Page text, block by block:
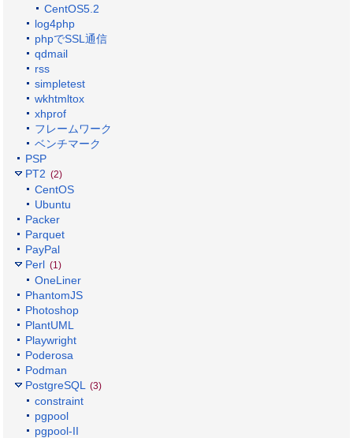
CentOS5.2
log4php
phpでSSL通信
qdmail
rss
simpletest
wkhtmltox
xhprof
フレームワーク
ベンチマーク
PSP
PT2 (2)
CentOS
Ubuntu
Packer
Parquet
PayPal
Perl (1)
OneLiner
PhantomJS
Photoshop
PlantUML
Playwright
Poderosa
Podman
PostgreSQL
(3)
constraint
pgpool
pgpool-II